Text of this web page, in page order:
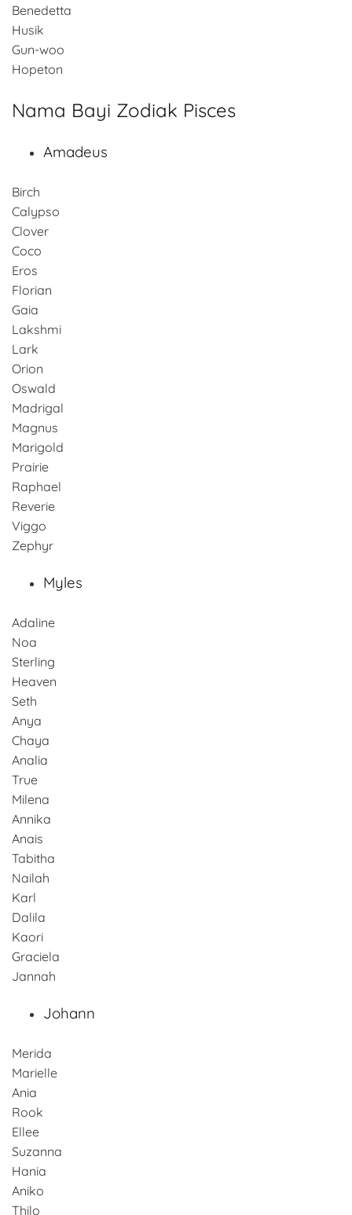
Benedetta
Husik
Gun-woo
Hopeton
Nama Bayi Zodiak Pisces
Amadeus
Birch
Calypso
Clover
Coco
Eros
Florian
Gaia
Lakshmi
Lark
Orion
Oswald
Madrigal
Magnus
Marigold
Prairie
Raphael
Reverie
Viggo
Zephyr
Myles
Adaline
Noa
Sterling
Heaven
Seth
Anya
Chaya
Analia
True
Milena
Annika
Anais
Tabitha
Nailah
Karl
Dalila
Kaori
Graciela
Jannah
Johann
Merida
Marielle
Ania
Rook
Ellee
Suzanna
Hania
Aniko
Thilo